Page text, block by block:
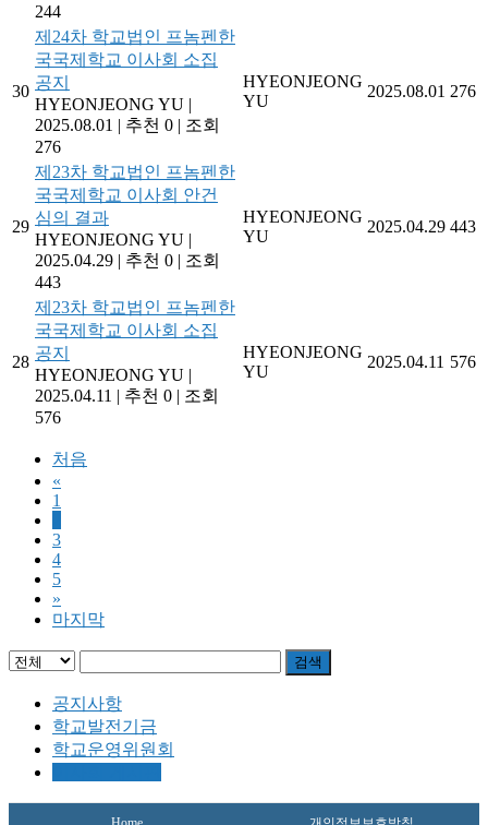
244
30
제24차 학교법인 프놈펜한
국국제학교 이사회 소집
공지
HYEONJEONG YU |
2025.08.01 | 추천 0 | 조회
276
HYEONJEONG
YU
2025.08.01 276
29
제23차 학교법인 프놈펜한
국국제학교 이사회 안건
심의 결과
HYEONJEONG YU |
2025.04.29 | 추천 0 | 조회
443
HYEONJEONG
YU
2025.04.29 443
28
제23차 학교법인 프놈펜한
국국제학교 이사회 소집
공지
HYEONJEONG YU |
2025.04.11 | 추천 0 | 조회
576
HYEONJEONG
YU
2025.04.11 576
처음
«
1
3
4
5
»
마지막
검색
공지사항
학교발전기금
학교운영위원회